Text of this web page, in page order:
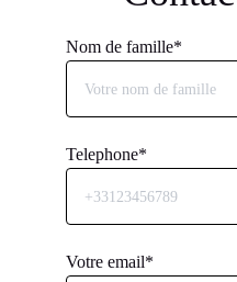
Nom de famille*
Telephone*
Votre email*